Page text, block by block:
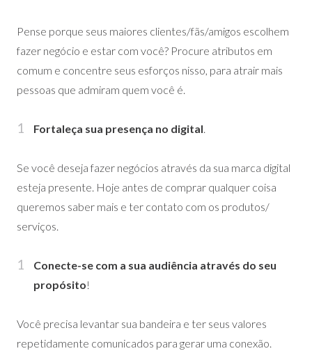
Pense porque seus maiores clientes/fãs/amigos escolhem
fazer negócio e estar com você? Procure atributos em
comum e concentre seus esforços nisso, para atrair mais
pessoas que admiram quem você é.
Fortaleça sua presença no digital
Se você deseja fazer negócios através da sua marca digital
esteja presente. Hoje antes de comprar qualquer coisa
queremos saber mais e ter contato com os produtos/
serviços.
Conecte-se com a sua audiência através do seu
propósito!
Você precisa levantar sua bandeira e ter seus valores
repetidamente comunicados para gerar uma conexão.